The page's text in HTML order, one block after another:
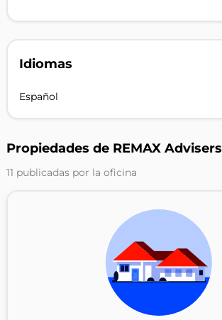
Idiomas
Español
Propiedades de REMAX Advisers
11 publicadas por la oficina